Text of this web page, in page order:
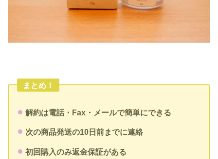
まとめ！
解約は電話・Fax・メールで簡単にできる
次の商品発送の10日前までに連絡
初回購入のみ返金保証がある